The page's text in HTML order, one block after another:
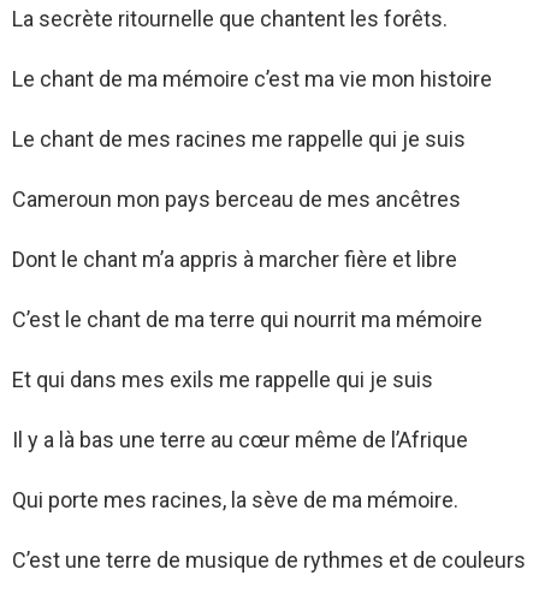
La secrète ritournelle que chantent les forêts.
Le chant de ma mémoire c’est ma vie mon histoire
Le chant de mes racines me rappelle qui je suis
Cameroun mon pays berceau de mes ancêtres
Dont le chant m’a appris à marcher fière et libre
C’est le chant de ma terre qui nourrit ma mémoire
Et qui dans mes exils me rappelle qui je suis
Il y a là bas une terre au cœur même de l’Afrique
Qui porte mes racines, la sève de ma mémoire.
C’est une terre de musique de rythmes et de couleurs